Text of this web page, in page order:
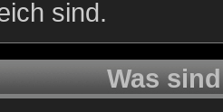
sind.
Was